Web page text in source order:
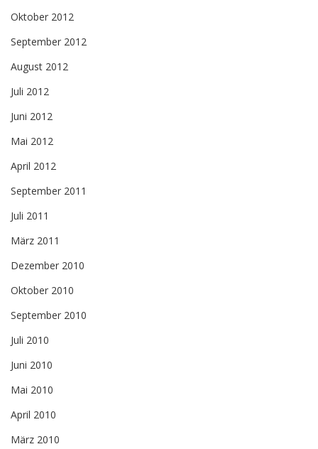
Oktober 2012
September 2012
August 2012
Juli 2012
Juni 2012
Mai 2012
April 2012
September 2011
Juli 2011
März 2011
Dezember 2010
Oktober 2010
September 2010
Juli 2010
Juni 2010
Mai 2010
April 2010
März 2010